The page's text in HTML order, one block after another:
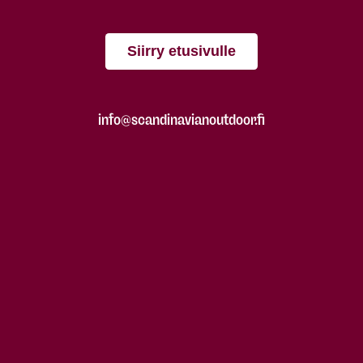
Siirry etusivulle
info@scandinavianoutdoor.fi